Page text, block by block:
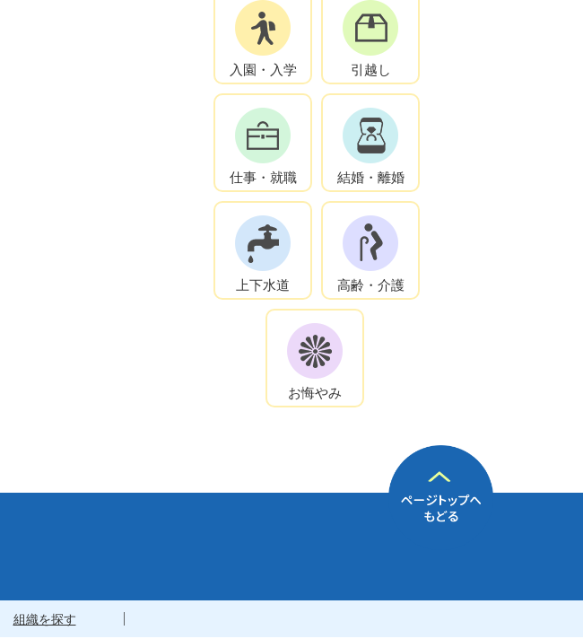
入園・入学 引越し
仕事・就職 結婚・離婚
上下水道 高齢・介護
お悔やみ
組織を探す